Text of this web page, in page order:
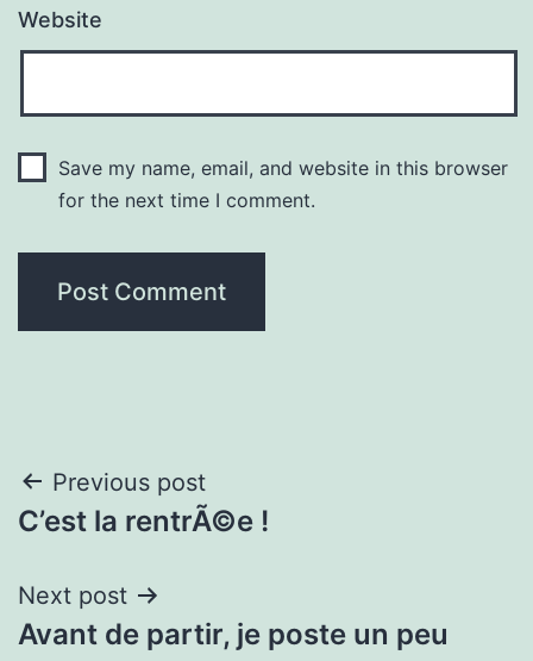
Website
Save my name, email, and website in this browser
for the next time I comment.
Post
navigation
Previous post
C’est la rentrÃ©e !
Next post
Avant de partir, je poste un peu